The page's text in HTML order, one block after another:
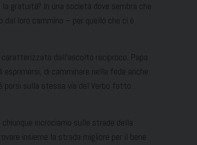
gratuità? In una società dove sembra che
loro cammino – per quello che ci è
dall’ascolto reciproco. Papa
esprimersi, di camminare nella fede anche
porsi sulla stessa via del Verbo fatto
incrociamo sulle strade della
insieme la strada migliore per il bene